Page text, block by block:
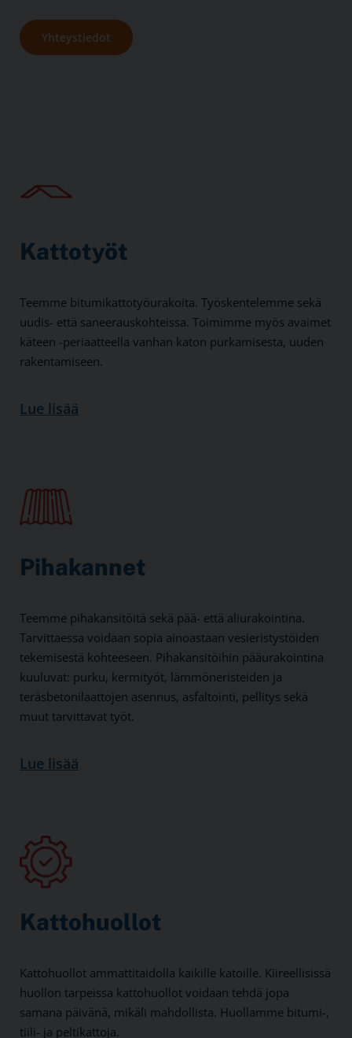
Yhteystiedot
Kattotyöt
Teemme bitumikattotyöurakoita. Työskentelemme sekä
uudis- että saneerauskohteissa. Toimimme myös avaimet
käteen -periaatteella vanhan katon purkamisesta, uuden
rakentamiseen.
Lue lisää
Pihakannet
Teemme pihakansitöitä sekä pää- että aliurakointina.
Tarvittaessa voidaan sopia ainoastaan vesieristystöiden
tekemisestä kohteeseen. Pihakansitöihin pääurakointina
kuuluvat: purku, kermityöt, lämmöneristeiden ja
teräsbetonilaattojen asennus, asfaltointi, pellitys sekä
muut tarvittavat työt.
Lue lisää
Kattohuollot
Kattohuollot ammattitaidolla kaikille katoille. Kiireellisissä
huollon tarpeissa kattohuollot voidaan tehdä jopa
samana päivänä, mikäli mahdollista. Huollamme bitumi-,
tiili- ja peltikattoja.